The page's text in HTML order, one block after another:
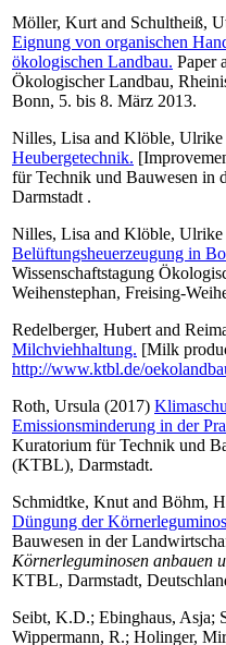
Möller, Kurt and Schultheiß,
Eignung von organischen
ökologischen Landbau. Paper
Ökologischer Landbau,
Bonn, 5. bis 8. März 2013.
Nilles, Lisa and Klöble, Ulrike
Heubergetechnik.
für Technik und Bauwesen
Darmstadt .
Nilles, Lisa and Klöble, Ulrike
Belüftungsheuerzeugung in
Wissenschaftstagung
Weihenstephan, Freising-
Redelberger, Hubert and
Milchviehhaltung. [Milk
http://www.ktbl.de/
Roth, Ursula (2017)
Emissionsminderung in der
Kuratorium für Technik und
(KTBL), Darmstadt.
Schmidtke, Knut and Böhm,
Düngung der
Bauwesen in der
Körnerleguminosen anbauen
KTBL, Darmstadt,
Seibt, K.D.; Ebinghaus, Asja;
Wippermann, R.; Holinger,